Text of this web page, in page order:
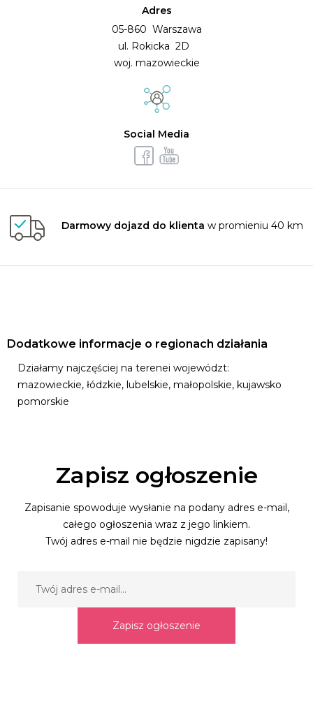
Adres
05-860 Warszawa
ul. Rokicka 2D
woj. mazowieckie
Social Media
Darmowy dojazd do klienta w promieniu 40 km
Dodatkowe informacje o regionach działania
Działamy najczęściej na terenei województ:
mazowieckie, łódzkie, lubelskie, małopolskie, kujawsko
pomorskie
Zapisz ogłoszenie
Zapisanie spowoduje wysłanie na podany adres e-mail,
całego ogłoszenia wraz z jego linkiem.
Twój adres e-mail nie będzie nigdzie zapisany!
Zapisz ogłoszenie